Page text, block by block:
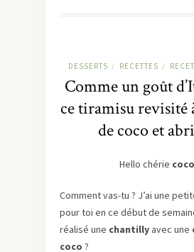
DESSERTS / RECETTES /
Comme un goût
ce tiramisu revisité
de coco et
Hello chérie coco
Comment vas-tu ? J’ai une
pour toi en ce début de
réalisé une chantilly avec une
coco ?